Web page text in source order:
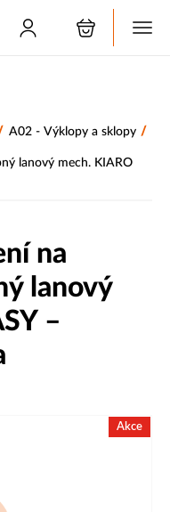
A02 - Výklopy a sklopy /
lanový mech. KIARO
na
lanový
–
Akce